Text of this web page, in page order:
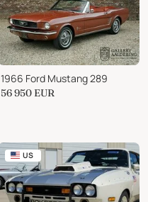
1966 Ford Mustang 289
56 950 EUR
US